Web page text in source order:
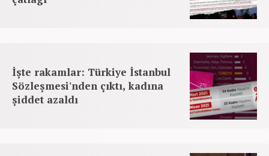
İşte rakamlar: Türkiye İstanbul
Sözleşmesi'nden çıktı, kadına
şiddet azaldı